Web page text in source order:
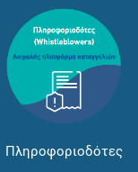
Πληροφοριοδότες